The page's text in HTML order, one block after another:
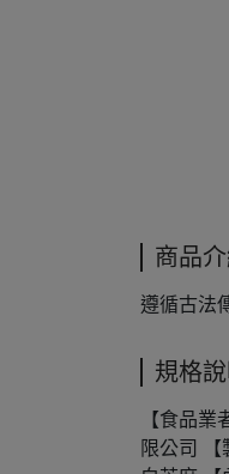
商品
遵循古法
規格說
【食品
限公司